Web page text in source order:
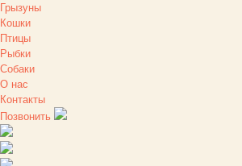
Грызуны
Кошки
Птицы
Рыбки
Собаки
О нас
Контакты
Позвонить